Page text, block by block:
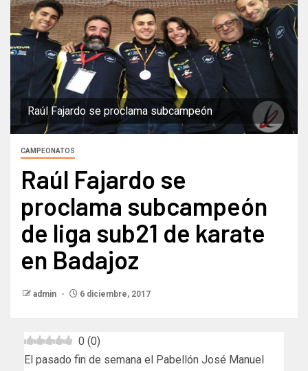
Raúl Fajardo se proclama subcampeón
CAMPEONATOS
Raúl Fajardo se
proclama subcampeón
de liga sub21 de karate
en Badajoz
admin 6 diciembre, 2017
0 (0)
El pasado fin de semana el Pabellón José Manuel